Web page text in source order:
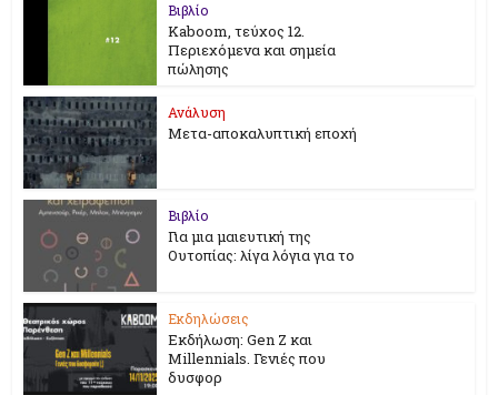
Βιβλίο
Kaboom, τεύχος 12.
Περιεχόμενα και σημεία
πώλησης
Ανάλυση
Μετα-αποκαλυπτική εποχή
Βιβλίο
Για μια μαιευτική της
Ουτοπίας: λίγα λόγια για το
Εκδηλώσεις
Εκδήλωση: Gen Z και
Millennials. Γενιές που
δυσφορ